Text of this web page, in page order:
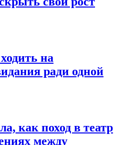
на
ради одной
как поход в театр
между